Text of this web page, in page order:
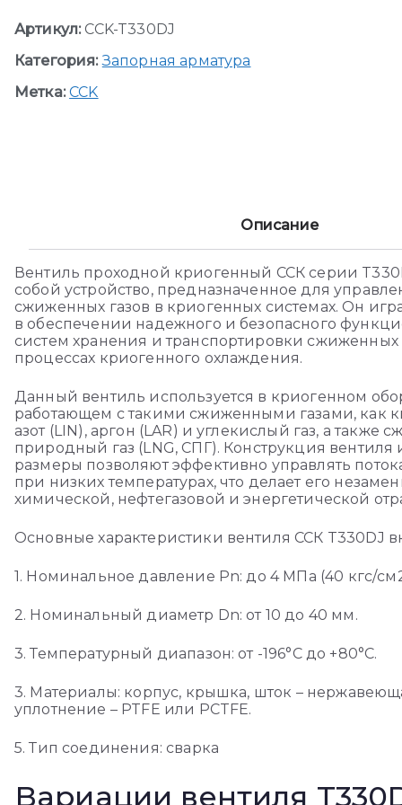
Артикул: CCK-T330DJ
Категория:Запорная арматура
Метка:CCK
Описание
Вентиль проходной криогенный ССК серии
собой устройство, предназначенное для
сжиженных газов в криогенных системах. Он
в обеспечении надежного и безопасного
систем хранения и транспортировки сжиженных
процессах криогенного охлаждения.
Данный вентиль используется в криогенном
работающем с такими сжиженными газами, как
азот (LIN), аргон (LAR) и углекислый газ, а также
природный газ (LNG, СПГ). Конструкция вентиля
размеры позволяют эффективно управлять
при низких температурах, что делает его
химической, нефтегазовой и энергетической
Основные характеристики вентиля ССК T330DJ
1. Номинальное давление Pn: до 4 МПа (40 кгс/
2. Номинальный диаметр Dn: от 10 до 40 мм.
3. Температурный диапазон: от -196°C до +80°C.
3. Материалы: корпус, крышка, шток –
уплотнение – PTFE или PCTFE.
5. Тип соединения: сварка
Вариации вентиля